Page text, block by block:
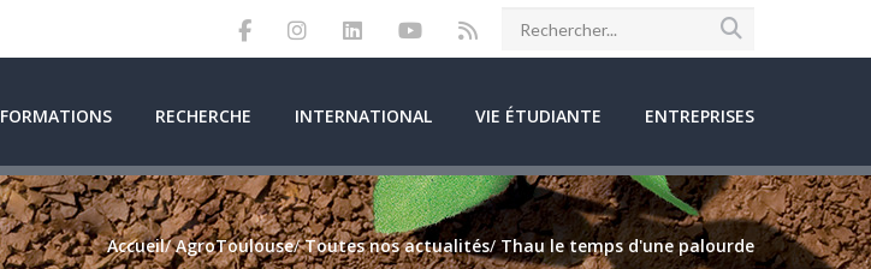
FORMATIONS RECHERCHE INTERNATIONAL VIE ÉTUDIANTE ENTREPRISES
Accueil/AgroToulouse/Toutes nos actualités/Thau le temps d'une palourde